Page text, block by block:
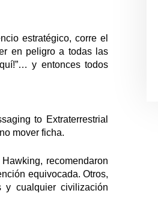
estratégico, corre el
en peligro a todas las
y entonces todos
to Extraterrestrial
mover ficha.
recomendaron
equivocada. Otros,
y cualquier civilización